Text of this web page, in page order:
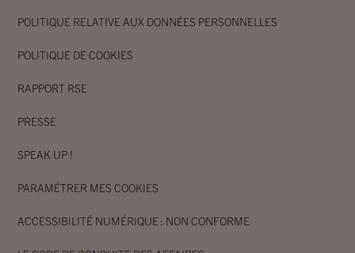
POLITIQUE RELATIVE AUX DONNÉES PERSONNELLES
POLITIQUE DE COOKIES
RAPPORT RSE
PRESSE
SPEAK UP !
PARAMÉTRER MES COOKIES
ACCESSIBILITÉ NUMÉRIQUE : NON CONFORME